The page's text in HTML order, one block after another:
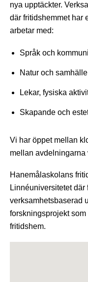
nya upptäckter.
där fritidshemmet har
arbetar med:
Språk och
Natur och samhälle
Lekar, fysiska
Skapande och
Vi har öppet mellan
mellan
Hanemålaskolans
Linnéuniversitetet där
verksamhetsbaserad
forskningsprojekt
fritidshem.